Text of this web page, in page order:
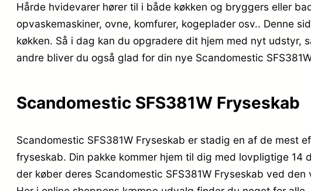
Hårde hvidevarer hører til i både køkken og bryggers eller
opvaskemaskiner, ovne, komfurer, kogeplader osv.. Denne
køkken. Så i dag kan du opgradere dit hjem med nyt udstyr,
andre bliver du også glad for din nye Scandomestic
Scandomestic SFS381W Fryseskab
Scandomestic SFS381W Fryseskab er stadig en af de
fryseskab. Din pakke kommer hjem til dig med lovpligtige
der køber deres Scandomestic SFS381W Fryseskab ved